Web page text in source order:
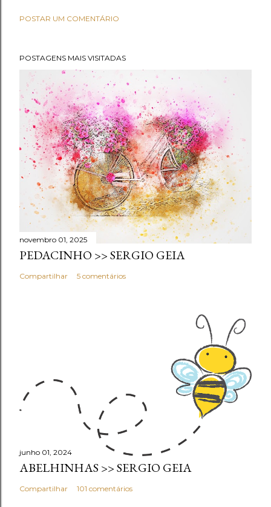
POSTAR UM COMENTÁRIO
POSTAGENS MAIS VISITADAS
novembro 01, 2025
PEDACINHO >> SERGIO GEIA
Compartilhar 5 comentários
junho 01, 2024
ABELHINHAS >> SERGIO GEIA
Compartilhar 101 comentários